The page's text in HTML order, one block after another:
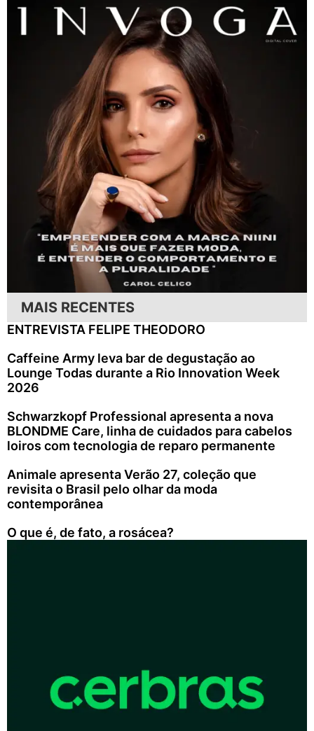
MAIS RECENTES
ENTREVISTA FELIPE THEODORO
Caffeine Army leva bar de degustação ao
Lounge Todas durante a Rio Innovation Week
2026
Schwarzkopf Professional apresenta a nova
BLONDME Care, linha de cuidados para cabelos
loiros com tecnologia de reparo permanente
Animale apresenta Verão 27, coleção que
revisita o Brasil pelo olhar da moda
contemporânea
O que é, de fato, a rosácea?